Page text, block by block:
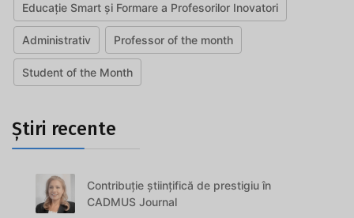
Educație Smart și Formare a Profesorilor Inovatori
Administrativ Professor of the month
Student of the Month
Știri recente
Contribuție științifică de prestigiu în
CADMUS Journal